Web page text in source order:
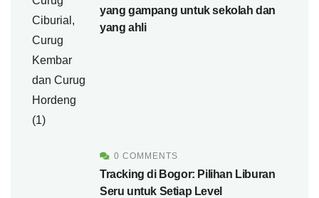
yang gampang untuk sekolah dan
yang ahli
0 COMMENTS
Tracking di Bogor: Pilihan Liburan
Seru untuk Setiap Level